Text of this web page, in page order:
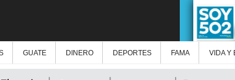
GUATE DINERO DEPORTES FAMA VIDA Y